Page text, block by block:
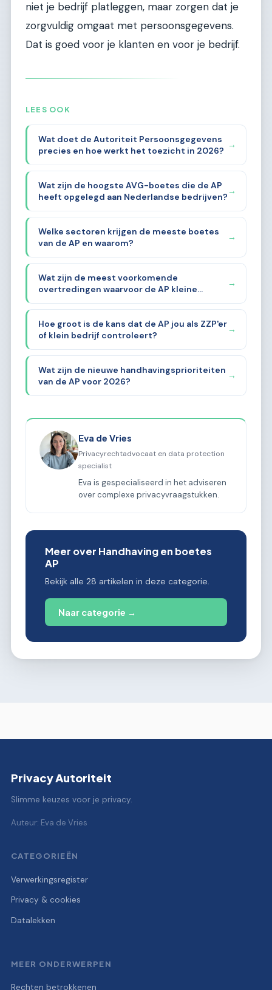
niet je bedrijf platleggen, maar zorgen dat je
zorgvuldig omgaat met persoonsgegevens.
Dat is goed voor je klanten en voor je bedrijf.
LEES OOK
Wat doet de Autoriteit Persoonsgegevens
precies en hoe werkt het toezicht in 2026?
→
Wat zijn de hoogste AVG-boetes die de AP
heeft opgelegd aan Nederlandse bedrijven?
→
Welke sectoren krijgen de meeste boetes
van de AP en waarom?
→
Wat zijn de meest voorkomende
overtredingen waarvoor de AP kleine
→
Hoe groot is de kans dat de AP jou als ZZP'er
of klein bedrijf controleert?
→
Wat zijn de nieuwe handhavingsprioriteiten
van de AP voor 2026?
→
Eva de Vries
Privacyrechtadvocaat en data protection
specialist
Eva is gespecialiseerd in het adviseren
over complexe privacyvraagstukken.
Meer over Handhaving en boetes
AP
Bekijk alle 28 artikelen in deze categorie.
Naar categorie →
Privacy Autoriteit
Slimme keuzes voor je privacy.
Auteur: Eva de Vries
CATEGORIEËN
Verwerkingsregister
Privacy & cookies
Datalekken
MEER ONDERWERPEN
Rechten betrokkenen